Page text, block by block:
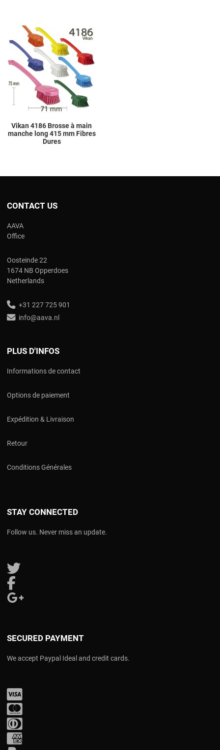
Vikan 4186 Brosse à main
manche long 415 mm Fibres
Dures
CONTACT US
AAVA
Office
Oosteinde 22
1674 NB Opperdoes
Netherlands
+31 227 725 901
info@aava.nl
PLUS D'INFOS
Informations de contact
Options de paiement
Expédition & Livraison
Retour
Conditions Générales
STAY CONNECTED
Follow us. Never miss an update.
Follow us on Twitter
SECURED PAYMENT
We accept Paypal Ideal and credit cards.
Visa
Mastercard
Diners Club